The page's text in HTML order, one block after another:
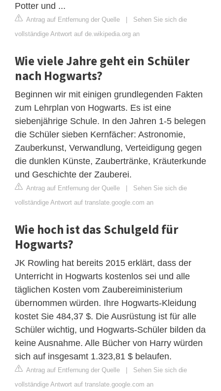
Potter und ...
Antrag auf Entfernung der Quelle | Sehen Sie sich die
vollständige Antwort auf de.wikipedia.org an
Wie viele Jahre geht ein Schüler
nach Hogwarts?
Beginnen wir mit einigen grundlegenden Fakten
zum Lehrplan von Hogwarts. Es ist eine
siebenjährige Schule. In den Jahren 1-5 belegen
die Schüler sieben Kernfächer: Astronomie,
Zauberkunst, Verwandlung, Verteidigung gegen
die dunklen Künste, Zaubertränke, Kräuterkunde
und Geschichte der Zauberei.
Antrag auf Entfernung der Quelle | Sehen Sie sich die
vollständige Antwort auf translate.google.com an
Wie hoch ist das Schulgeld für
Hogwarts?
JK Rowling hat bereits 2015 erklärt, dass der
Unterricht in Hogwarts kostenlos sei und alle
täglichen Kosten vom Zaubereiministerium
übernommen würden. Ihre Hogwarts-Kleidung
kostet Sie 484,37 $. Die Ausrüstung ist für alle
Schüler wichtig, und Hogwarts-Schüler bilden da
keine Ausnahme. Alle Bücher von Harry würden
sich auf insgesamt 1.323,81 $ belaufen.
Antrag auf Entfernung der Quelle | Sehen Sie sich die
vollständige Antwort auf translate.google.com an